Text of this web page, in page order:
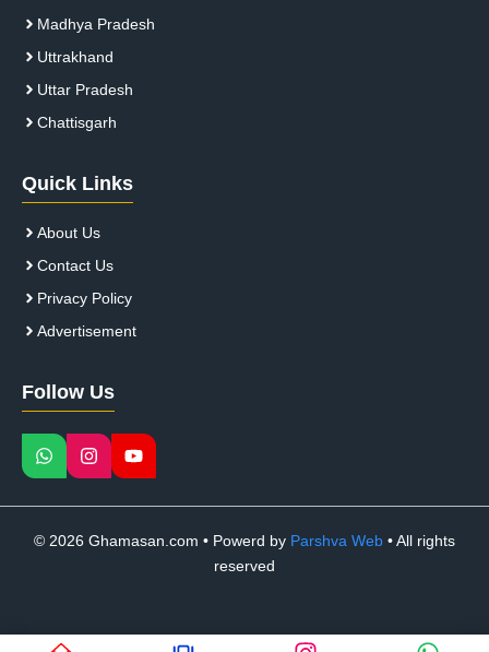
Madhya Pradesh
Uttrakhand
Uttar Pradesh
Chattisgarh
Quick Links
About Us
Contact Us
Privacy Policy
Advertisement
Follow Us
© 2026 Ghamasan.com • Powerd by Parshva Web • All rights
reserved